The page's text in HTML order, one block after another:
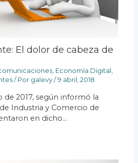
El dolor de cabeza de
, Economía Digital ,
/ Por galevy/9 abril, 2018
de 2017, según informó la
Industria y Comercio de
en dicho…